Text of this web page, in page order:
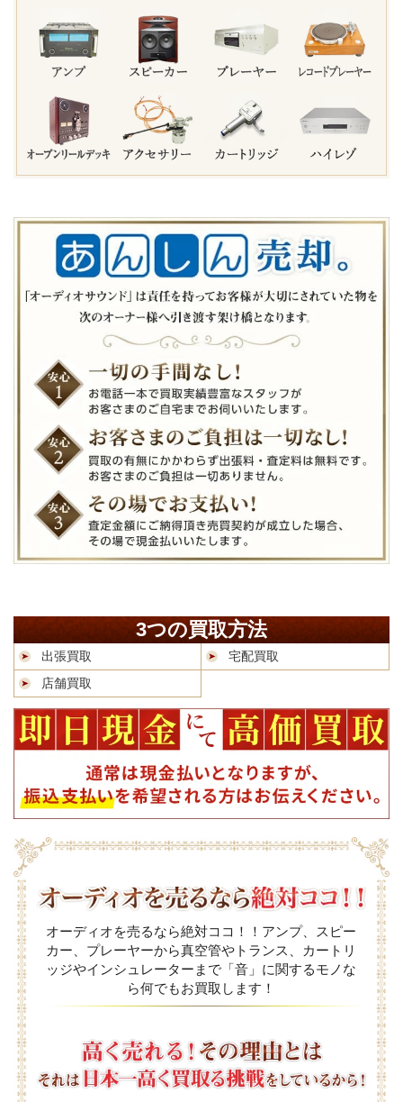
3つの買取方法
出張買取
宅配買取
店舗買取
オーディオを売るなら絶対ココ！！アンプ、スピー
カー、プレーヤーから真空管やトランス、カートリ
ッジやインシュレーターまで「音」に関するモノな
ら何でもお買取します！